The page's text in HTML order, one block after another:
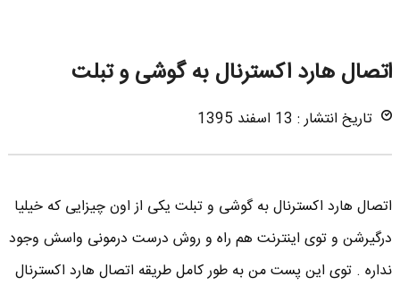
اتصال هارد اکسترنال به گوشی و تبلت
تاریخ انتشار : 13 اسفند 1395
اتصال هارد اکسترنال به گوشی و تبلت یکی از اون چیزایی که خیلیا
درگیرشن و توی اینترنت هم راه و روش درست درمونی واسش وجود
نداره . توی این پست من به طور کامل طریقه اتصال هارد اکسترنال